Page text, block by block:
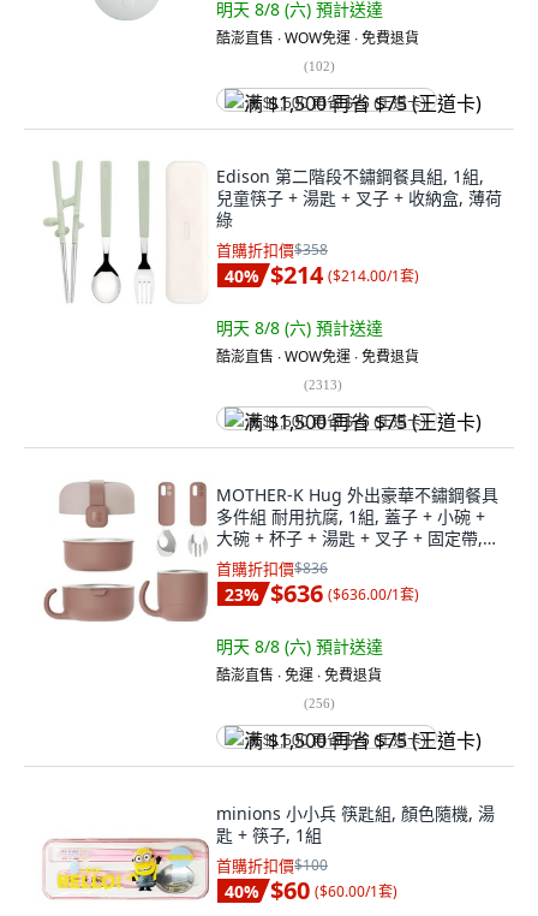
明天 8/8 (六) 預計送達
酷澎直售 ∙ WOW免運 ∙ 免費退貨
(102)
满 $1,500 再省 $75 (王道卡)
Edison 第二階段不鏽鋼餐具組, 1組,
兒童筷子 + 湯匙 + 叉子 + 收納盒, 薄荷
綠
首購折扣價$358
40% $214 ($214.00/1套)
明天 8/8 (六) 預計送達
酷澎直售 ∙ WOW免運 ∙ 免費退貨
(2313)
满 $1,500 再省 $75 (王道卡)
MOTHER-K Hug 外出豪華不鏽鋼餐具
多件組 耐用抗腐, 1組, 蓋子 + 小碗 +
大碗 + 杯子 + 湯匙 + 叉子 + 固定帶,
乾燥玫瑰
首購折扣價$836
23% $636 ($636.00/1套)
明天 8/8 (六) 預計送達
酷澎直售 ∙ 免運 ∙ 免費退貨
(256)
满 $1,500 再省 $75 (王道卡)
minions 小小兵 筷匙組, 顏色隨機, 湯
匙 + 筷子, 1組
首購折扣價$100
40% $60 ($60.00/1套)